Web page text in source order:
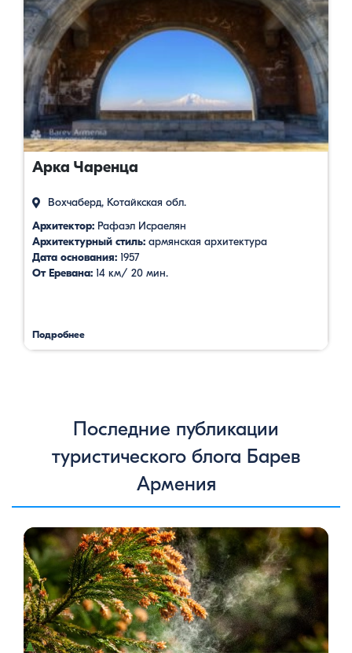
Арка Чаренца
Вохчаберд, Котайкская обл.
Архитектор: Рафаэл Исраелян
Архитектурный стиль: армянская архитектура
Дата основания: 1957
От Еревана: 14 км/ 20 мин.
Подробнее
Последние публикации
туристического блога Барев
Армения
Цветение сосен — уникальное природное явление, которое
не только радует глаз, но и приносит значительную пользу
для здоровья человека. Особенно ярко это проявляется в
Степанаванском дендропарке в Армении, где сосны цветут в
конце мая, создавая удивительное зрелище и наполняя
воздух целебными веществами.Степанаванский
дендропарк: жемчужина Лорийской области
Степанаванский дендропарк, также известный как «Сочут»